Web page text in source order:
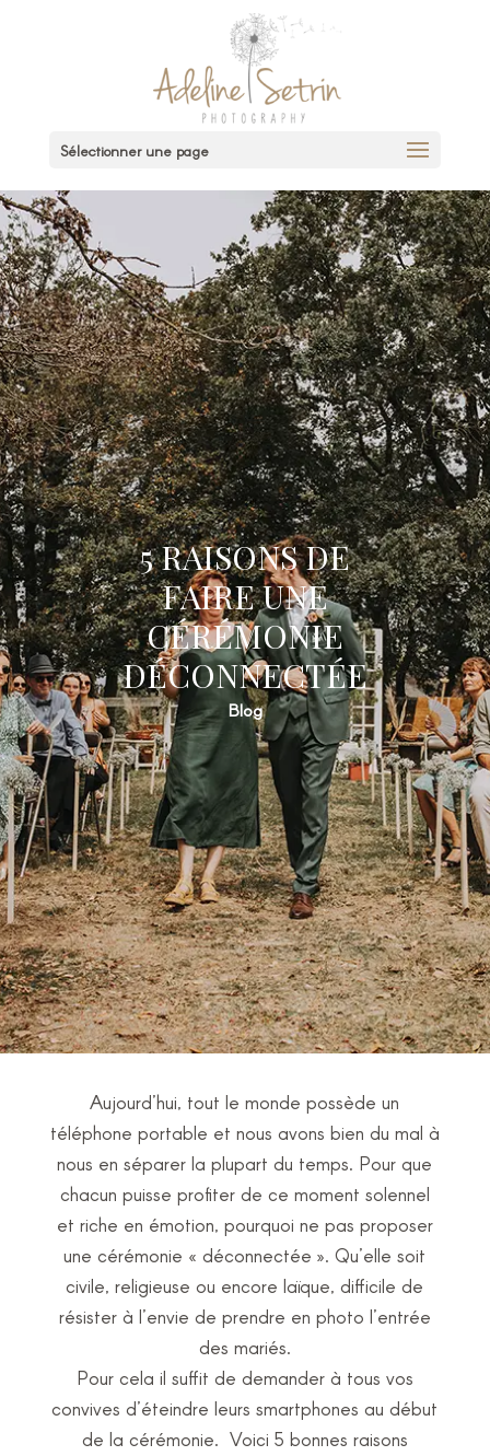
Sélectionner une page
5 RAISONS DE
FAIRE UNE
CÉRÉMONIE
DÉCONNECTÉE
Blog
Aujourd’hui, tout le monde possède un
téléphone portable et nous avons bien du mal à
nous en séparer la plupart du temps. Pour que
chacun puisse profiter de ce moment solennel
et riche en émotion, pourquoi ne pas proposer
une cérémonie « déconnectée ». Qu’elle soit
civile, religieuse ou encore laïque, difficile de
résister à l’envie de prendre en photo l’entrée
des mariés.
Pour cela il suffit de demander à tous vos
convives d’éteindre leurs smartphones au début
de la cérémonie. Voici 5 bonnes raisons